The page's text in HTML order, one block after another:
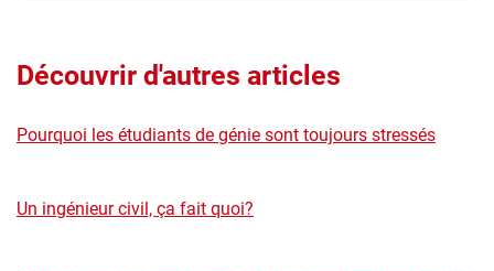
Découvrir d'autres articles
Pourquoi les étudiants de génie sont toujours stressés
Un ingénieur civil, ça fait quoi?